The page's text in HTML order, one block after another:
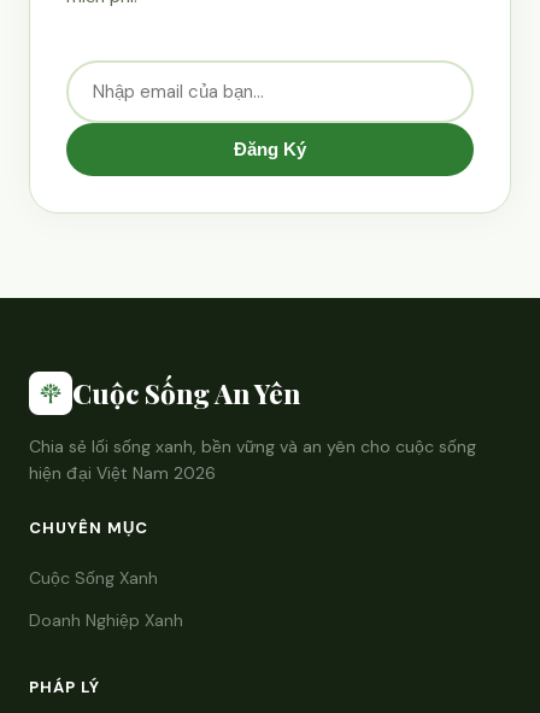
Đăng Ký
Cuộc Sống An Yên
Chia sẻ lối sống xanh, bền vững và an yên cho cuộc sống
hiện đại Việt Nam 2026
CHUYÊN MỤC
Cuộc Sống Xanh
Doanh Nghiệp Xanh
PHÁP LÝ